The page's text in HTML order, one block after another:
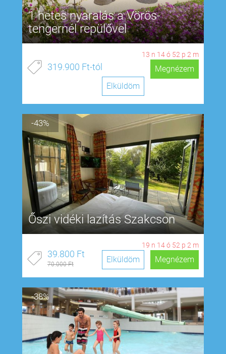
1 hetes nyaralás a Vörös-
tengernél repülővel
13 n 14ó 52 p 1 m
319.900 Ft-tól
Megnézem
Elküldöm
-43%
Őszi vidéki lazítás Szakcson
19 n 14ó 52 p 1 m
39.800 Ft
70.000 Ft Megnézem
Elküldöm
-38%